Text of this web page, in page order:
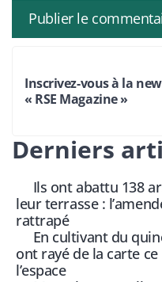
Inscrivez-vous à la
« RSE Magazine »
Derniers
Ils ont abattu 138
leur terrasse :
rattrapé
En cultivant du
ont rayé de la carte
l’espace